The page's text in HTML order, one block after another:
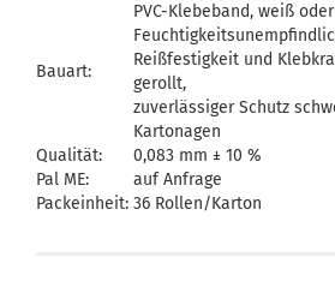
Bauart:
PVC-Klebeband, weiß
Reißfestigkeit und
gerollt,
zuverlässiger Schutz
Kartonagen
Qualität:
0,083 mm ± 10 %
Pal ME:
auf Anfrage
Packeinheit: 36 Rollen/Karton